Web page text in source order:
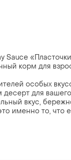
корм для
особых
для
вкус,
именно то,